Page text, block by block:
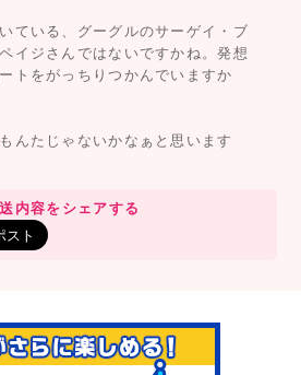
ている、グーグルのサーゲイ・ブ
イジさんではないですかね。発想
トをがっちりつかんでいますか
んたじゃないかなぁと思います
内容をシェアする